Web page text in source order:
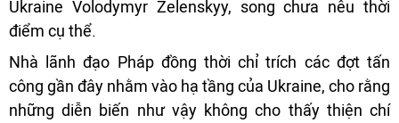
Ukraine Volodymyr Zelenskyy, song chưa nêu thời
điểm cụ thể.
Nhà lãnh đạo Pháp đồng thời chỉ trích các đợt tấn
công gần đây nhằm vào hạ tầng của Ukraine, cho rằng
những diễn biến như vậy không cho thấy thiện chí